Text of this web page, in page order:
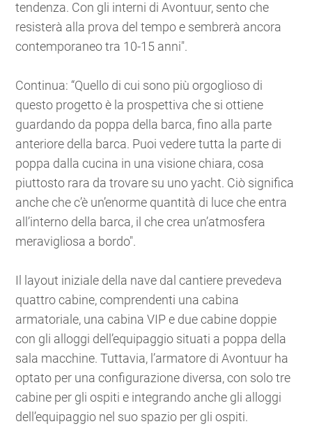
tendenza. Con gli interni di Avontuur, sento che
resisterà alla prova del tempo e sembrerà ancora
contemporaneo tra 10-15 anni".
Continua: “Quello di cui sono più orgoglioso di
questo progetto è la prospettiva che si ottiene
guardando da poppa della barca, fino alla parte
anteriore della barca. Puoi vedere tutta la parte di
poppa dalla cucina in una visione chiara, cosa
piuttosto rara da trovare su uno yacht. Ciò significa
anche che c’è un’enorme quantità di luce che entra
all’interno della barca, il che crea un’atmosfera
meravigliosa a bordo".
Il layout iniziale della nave dal cantiere prevedeva
quattro cabine, comprendenti una cabina
armatoriale, una cabina VIP e due cabine doppie
con gli alloggi dell’equipaggio situati a poppa della
sala macchine. Tuttavia, l’armatore di Avontuur ha
optato per una configurazione diversa, con solo tre
cabine per gli ospiti e integrando anche gli alloggi
dell’equipaggio nel suo spazio per gli ospiti.